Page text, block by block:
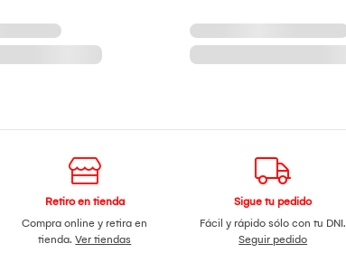
Retiro en tienda
Compra online y retira en
tienda.Ver tiendas
Sigue tu pedido
Fácil y rápido sólo con tu DNI.
Seguir pedido